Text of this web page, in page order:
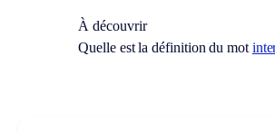
À découvrir
Quelle est la définition du mot